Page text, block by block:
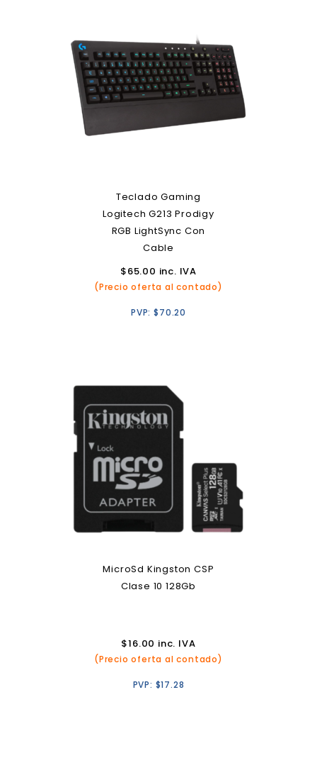
Teclado Gaming
Logitech G213 Prodigy
RGB LightSync Con
Cable
$65.00 inc. IVA
(Precio oferta al contado)
PVP:$70.20
MicroSd Kingston CSP
Clase 10 128Gb
$16.00 inc. IVA
(Precio oferta al contado)
PVP: $17.28